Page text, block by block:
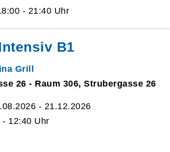
- 21:40 Uhr
B1
Grill
26 - Raum 306, Strubergasse 26
- 21.12.2026
12:40 Uhr